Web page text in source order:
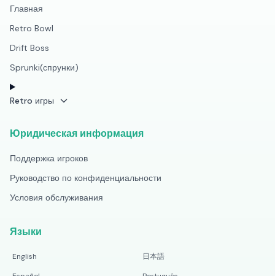
Главная
Retro Bowl
Drift Boss
Sprunki(спрунки)
Retro игры
Юридическая информация
Поддержка игроков
Руководство по конфиденциальности
Условия обслуживания
Языки
English
日本語